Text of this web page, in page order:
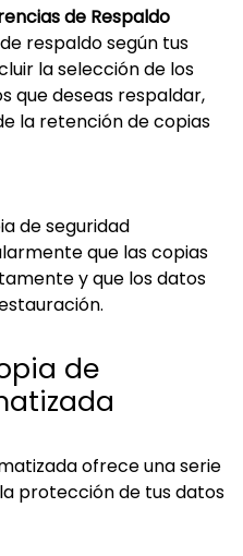
de Respaldo
respaldo según tus
la selección de los
que deseas respaldar,
la retención de copias
de seguridad
que las copias
y que los datos
de
ofrece una serie
protección de tus datos